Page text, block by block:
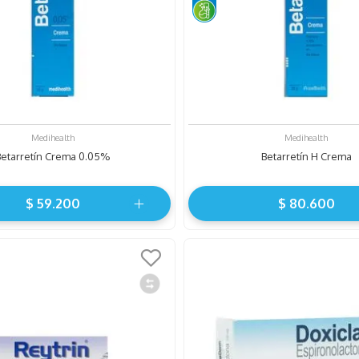
Medihealth
Crema 0.05%
$ 59.200
Medihealth
Betarretín H Crema
$ 80.600